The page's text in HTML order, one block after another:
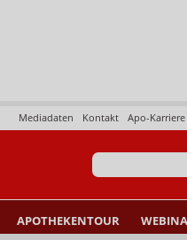
Apo-Karriere
Kontakt
Mediadaten
APOTHEKENTOUR